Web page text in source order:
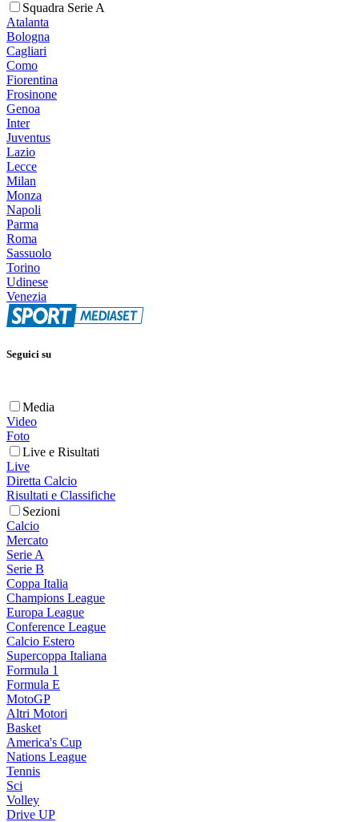
Squadra Serie A
Atalanta
Bologna
Cagliari
Como
Fiorentina
Frosinone
Genoa
Inter
Juventus
Lazio
Lecce
Milan
Monza
Napoli
Parma
Roma
Sassuolo
Torino
Udinese
Venezia
Seguici su
Media
Video
Foto
Live e Risultati
Live
Diretta Calcio
Risultati e Classifiche
Sezioni
Calcio
Mercato
Serie A
Serie B
Coppa Italia
Champions League
Europa League
Conference League
Calcio Estero
Supercoppa Italiana
Formula 1
Formula E
MotoGP
Altri Motori
Basket
America's Cup
Nations League
Tennis
Sci
Volley
Drive UP